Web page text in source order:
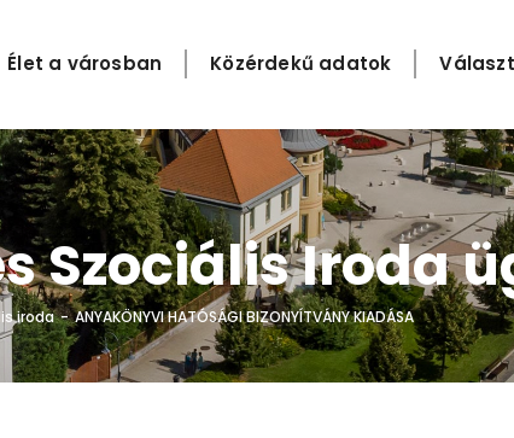
Élet a városban Közérdekű adatok
Szociális Iroda
iroda - ANYAKÖNYVI HATÓSÁGI BIZONYÍTVÁNY KIADÁSA